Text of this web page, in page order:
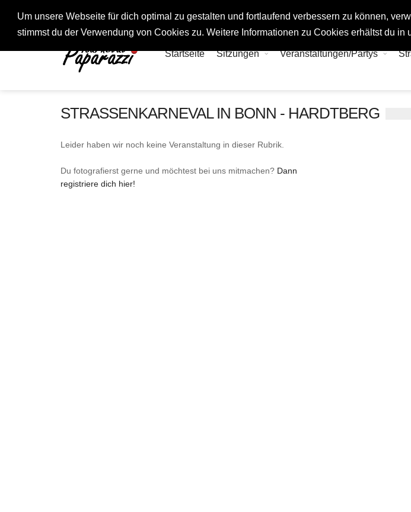
Um unsere Webseite für dich optimal zu gestalten und fortlaufend verbessern zu können,
stimmst du der Verwendung von Cookies zu. Weitere Informationen zu Cookies erhältst du in
Fotos rund um den Fastelovend
Startseite Sitzungen Veranstaltungen/Partys
STRASSENKARNEVAL IN BONN - HARDTBERG
Leider haben wir noch keine Veranstaltung in dieser Rubrik.
Du fotografierst gerne und möchtest bei uns mitmachen? Dann
registriere dich hier!